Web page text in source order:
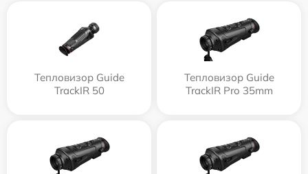
Тепловизор Guide
TrackIR 50
Тепловизор Guide
TrackIR Pro 35mm